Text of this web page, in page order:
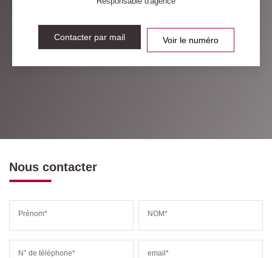
Contacter par mail Voir le numéro
Nous contacter
Prénom* NOM*
N° de téléphone* email*